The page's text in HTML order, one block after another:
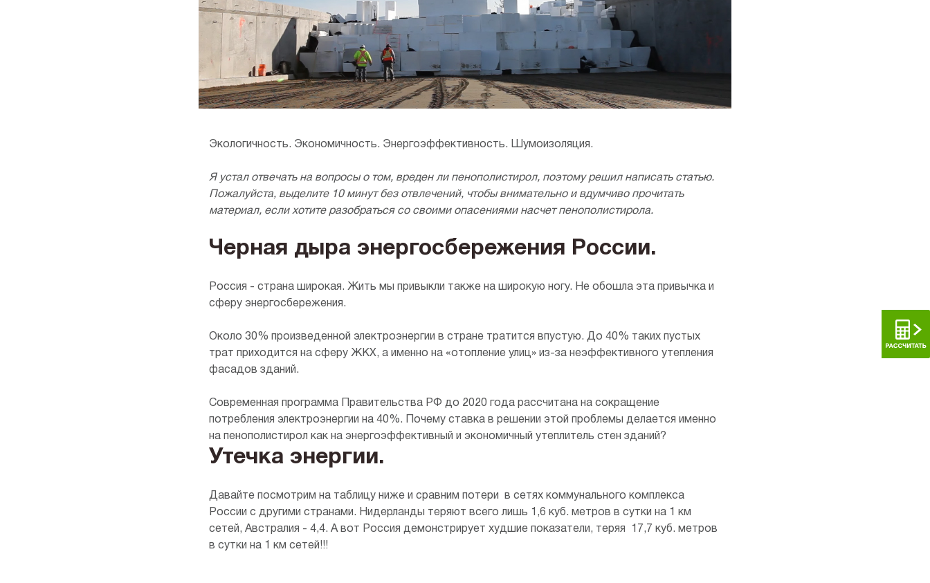
Панорамные окна
Плоская крыша
Экологичность. Экономичность. Энергоэффективность. Шумоизоляция.
Я устал отвечать на вопросы о том, вреден ли пенополистирол, поэтому решил написать статью.
Пожалуйста, выделите 10 минут без отвлечений, чтобы внимательно и вдумчиво прочитать
материал, если хотите разобраться со своими опасениями насчет пенополистирола.
Черная дыра энергосбережения России.
Россия - страна широкая. Жить мы привыкли также на широкую ногу. Не обошла эта привычка и
сферу энергосбережения.
Около 30% произведенной электроэнергии в стране тратится впустую. До 40% таких пустых
трат приходится на сферу ЖКХ, а именно на «отопление улиц» из-за неэффективного утепления
фасадов зданий.
Современная программа Правительства РФ до 2020 года рассчитана на сокращение
потребления электроэнергии на 40%. Почему ставка в решении этой проблемы делается именно
на пенополистирол как на энергоэффективный и экономичный утеплитель стен зданий?
Утечка энергии.
Давайте посмотрим на таблицу ниже и сравним потери в сетях коммунального комплекса
России с другими странами. Нидерланды теряют всего лишь 1,6 куб. метров в сутки на 1 км
сетей, Австралия - 4,4. А вот Россия демонстрирует худшие показатели, теряя 17,7 куб. метров
в сутки на 1 км сетей!!!